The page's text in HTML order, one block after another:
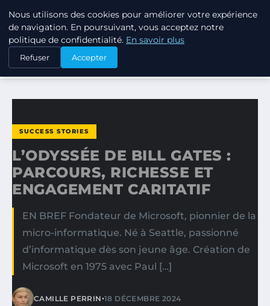
TUEZ-LES TOUS
ACCUEIL
SUCCESS STORIES
L’ODYSSÉE DE BILL GATES : PARCOURS, RICHESSE ET…
SUCCESS STORIES
L’ODYSSÉE DE BILL GATES :
PARCOURS, RICHESSE ET
ENGAGEMENT CARITATIF
EN BREF Fondateur de Microsoft, pionnier de la
micro-informatique. Né à Seattle, passionné
d’informatique dès son jeune âge. Création de
Microsoft en 1975 avec Paul […]
CAMILLE PERRIN•18 DÉCEMBRE 2024
Nous utilisons des cookies pour améliorer votre expérience
de navigation. En poursuivant, vous acceptez notre
politique de confidentialité. En savoir plus
Refuser Accepter